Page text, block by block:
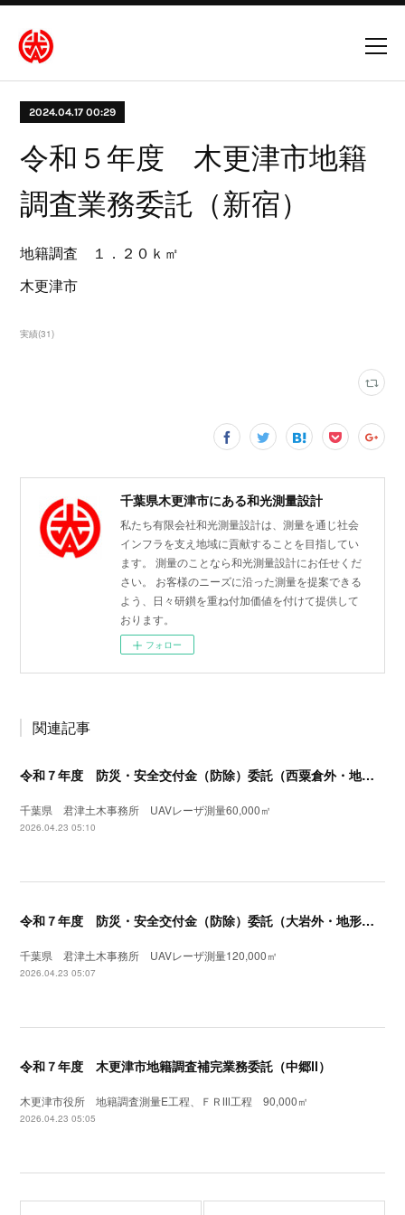
2024.04.17 00:29
令和５年度 木更津市地籍
調査業務委託（新宿）
地籍調査 １．２０ｋ㎡
木更津市
実績(31)
千葉県木更津市にある和光測量設計
私たち有限会社和光測量設計は、測量を通じ社会
インフラを支え地域に貢献することを目指してい
ます。 測量のことなら和光測量設計にお任せくだ
さい。 お客様のニーズに沿った測量を提案できる
よう、日々研鑚を重ね付加価値を付けて提供して
おります。
フォロー
関連記事
令和７年度 防災・安全交付金（防除）委託（西粟倉外・地形測量）UAVレーザ測量
千葉県 君津土木事務所 UAVレーザ測量60,000㎡
2026.04.23 05:10
令和７年度 防災・安全交付金（防除）委託（大岩外・地形測量）UAVレーザ測量
千葉県 君津土木事務所 UAVレーザ測量120,000㎡
2026.04.23 05:07
令和７年度 木更津市地籍調査補完業務委託（中郷Ⅱ）
木更津市役所 地籍調査測量E工程、ＦＲⅠⅡ工程 90,000㎡
2026.04.23 05:05